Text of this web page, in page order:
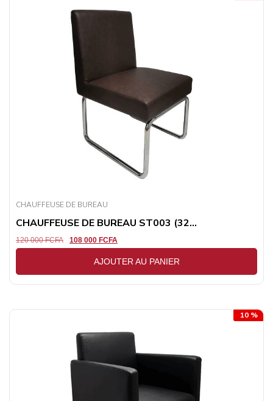
CHAUFFEUSE DE BUREAU
CHAUFFEUSE DE BUREAU ST003 (32...
120 000FCFA 108 000 FCFA
AJOUTER AU PANIER
10 %